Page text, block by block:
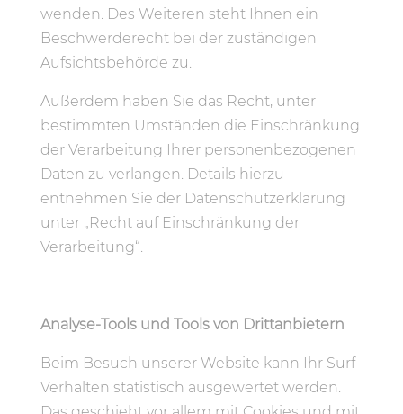
wenden. Des Weiteren steht Ihnen ein
Beschwerderecht bei der zuständigen
Aufsichtsbehörde zu.
Außerdem haben Sie das Recht, unter
bestimmten Umständen die Einschränkung
der Verarbeitung Ihrer personenbezogenen
Daten zu verlangen. Details hierzu
entnehmen Sie der Datenschutzerklärung
unter „Recht auf Einschränkung der
Verarbeitung“.
Analyse-Tools und Tools von Drittanbietern
Beim Besuch unserer Website kann Ihr Surf-
Verhalten statistisch ausgewertet werden.